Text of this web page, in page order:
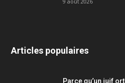
Articles populaires
Parce qu’un juif